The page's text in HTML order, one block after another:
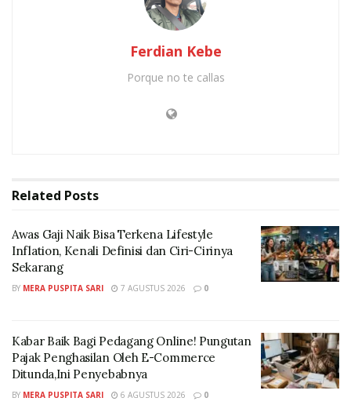
meningkatkan konektivitas ke destinasi wisata
unggulan seperti Bali, Labuan Bajo dan Sumba.
pariwisata berbasis kelautan serta menciptakan sistem
transportasi yang lebih efisien dan ramah lingkungan.
Pura Ulun Danu Beratan Bedugul salah satu ikon di
pulau Bali. [Foto : Google]
Ferdian Kebe
Porque no te callas
Related Posts
Awas Gaji Naik Bisa Terkena Lifestyle
Inflation, Kenali Definisi dan Ciri-Cirinya
Sekarang
BY MERA PUSPITA SARI 7 AGUSTUS 2026 0
Kabar Baik Bagi Pedagang Online! Pungutan
Pajak Penghasilan Oleh E-Commerce
Ditunda,Ini Penyebabnya
BY MERA PUSPITA SARI 6 AGUSTUS 2026 0